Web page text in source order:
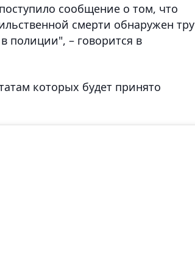
сообщение о том, что
смерти обнаружен
полиции", – говорится в
которых будет принято